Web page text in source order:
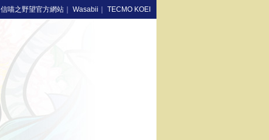
信喵之野望官方網站 Wasabii TECMO KOEI